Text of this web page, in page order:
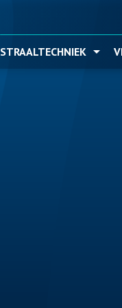
STRAALTECHNIEK